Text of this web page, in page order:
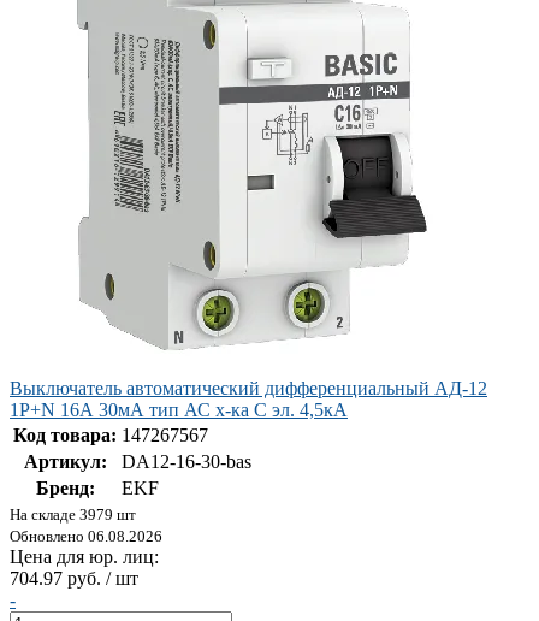
Выключатель автоматический дифференциальный АД-12
1P+N 16А 30мА тип АС х-ка C эл. 4,5кА
Код товара: 147267567
Артикул:
DA12-16-30-bas
Бренд:
EKF
На складе 3979 шт
Обновлено 06.08.2026
Цена для юр. лиц:
704.97 руб. / шт
-